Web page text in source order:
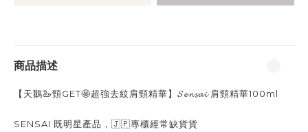
商品描述
【天鵝🦢頸GET🤩超強去紋肩頸精華】𝓢𝓮𝓷𝓼𝓪𝓲 肩頸精華100ml
SENSAI 既明星產品，🇯🇵專櫃經常缺貨貨